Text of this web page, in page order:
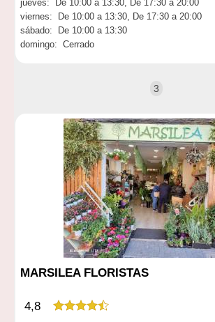
jueves: De 10:00 a 13:30, De 17:30 a 20:00
viernes: De 10:00 a 13:30, De 17:30 a 20:00
sábado: De 10:00 a 13:30
domingo: Cerrado
3
MARSILEA FLORISTAS
4,8